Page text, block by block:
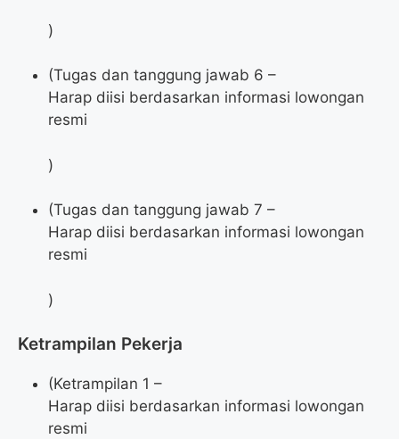
)
(Tugas dan tanggung jawab 6 –
Harap diisi berdasarkan informasi lowongan
resmi
)
(Tugas dan tanggung jawab 7 –
Harap diisi berdasarkan informasi lowongan
resmi
)
Ketrampilan Pekerja
(Ketrampilan 1 –
Harap diisi berdasarkan informasi lowongan
resmi